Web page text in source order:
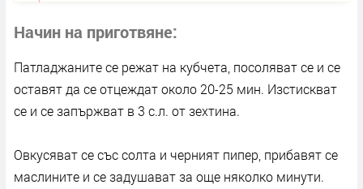
Начин на приготвяне
Патладжаните се режат на кубчета, посоляват се и се
оставят да се отцеждат около 20-25 мин. Изстискват
се и се запържват в 3 с.л. от зехтина.
Овкусяват се със солта и черният пипер, прибавят се
маслините и се задушават за още няколко минути.